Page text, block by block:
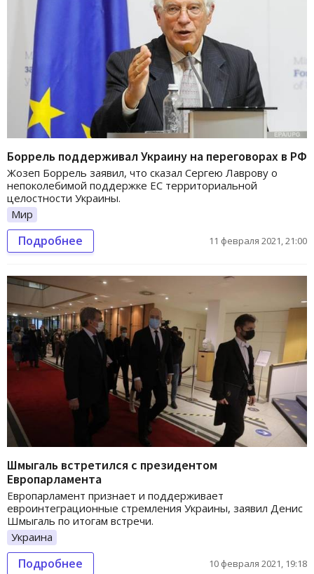
Боррель поддерживал Украину на переговорах в РФ
Жозеп Боррель заявил, что сказал Сергею Лаврову о
непоколебимой поддержке ЕС территориальной
целостности Украины.
Мир
Подробнее 11 февраля 2021, 21:00
Шмыгаль встретился с президентом
Европарламента
Европарламент признает и поддерживает
евроинтеграционные стремления Украины, заявил Денис
Шмыгаль по итогам встречи.
Украина
Подробнее 10 февраля 2021, 19:18